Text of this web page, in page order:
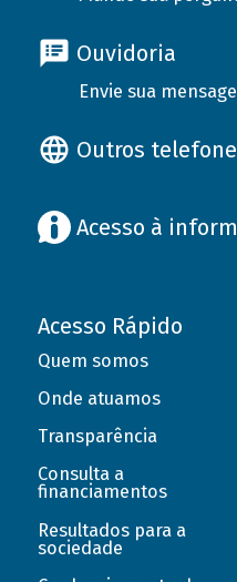
Ouvidoria
Envie sua
Outros
Acesso à
Acesso Rápido
Quem somos
Onde atuamos
Transparência
Consulta a
financiamentos
Resultados para a
sociedade